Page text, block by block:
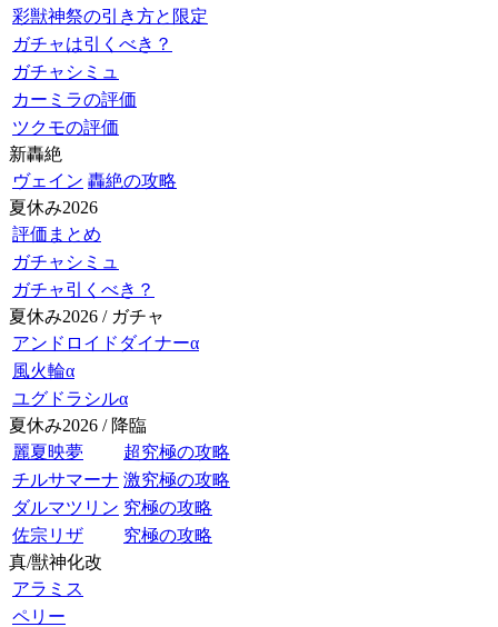
彩獣神祭の引き方と限定
ガチャは引くべき？
ガチャシミュ
カーミラの評価
ツクモの評価
新轟絶
ヴェイン 轟絶の攻略
夏休み2026
評価まとめ
ガチャシミュ
ガチャ引くべき？
夏休み2026 / ガチャ
アンドロイドダイナーα
風火輪α
ユグドラシルα
夏休み2026 / 降臨
麗夏映夢
超究極の攻略
チルサマーナ 激究極の攻略
ダルマツリン 究極の攻略
佐宗リザ
究極の攻略
真/獣神化改
アラミス
ペリー